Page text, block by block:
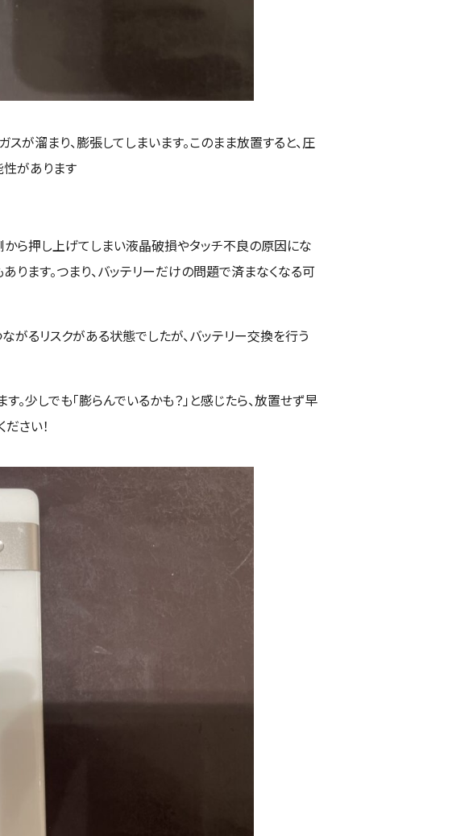
が溜まり、膨張してしまいます。このまま放置すると、圧
性があります
から押し上げてしまい液晶破損やタッチ不良の原因にな
ます。つまり、バッテリーだけの問題で済まなくなる可
るリスクがある状態でしたが、バッテリー交換を行う
少しでも「膨らんでいるかも？」と感じたら、放置せず早
さい！